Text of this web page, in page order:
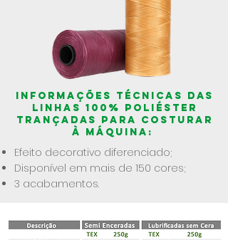
INFORMAÇÕES TÉCNICAS das
linhas 100% POLIÉSTER
TRANÇADAS PARA COSTURAR
À MÁQUINA:
Efeito decorativo diferenciado;
Disponível em mais de 150 cores;
3 acabamentos.